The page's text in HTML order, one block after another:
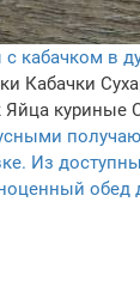
кабачком в
Кабачки
Яйца куриные
Из
обед